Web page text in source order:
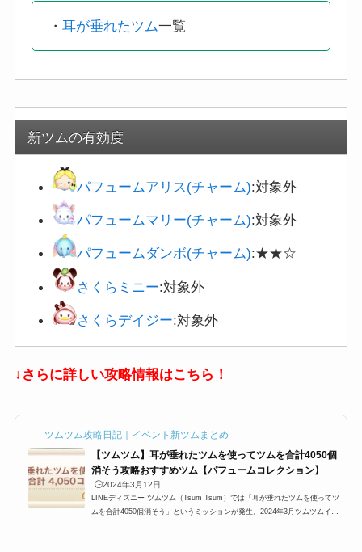
・ 耳が垂れたツム一覧
新ツムの有効度
パフュームアリス(チャーム):対象外
パフュームマリー(チャーム):対象外
パフュームダンボ(チャーム):★★☆
さくらミニー:対象外
さくらデイジー:対象外
↓さらに詳しい攻略情報はこちら！
ツムツム攻略日記｜イベント新ツムまとめ
【ツムツム】耳が垂れたツムを使ってツムを合計4050個
消そう攻略おすすめツム【パフュームコレクション】
🕒️2024年3月12日
LINEディズニー ツムツム（Tsum Tsum）では「耳が垂れたツムを使ってツ
ムを合計4050個消そう」というミッションが発生。2024年3月ツムツムイベ